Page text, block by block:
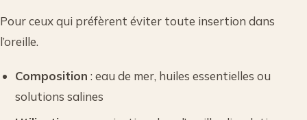
Pour ceux qui préfèrent éviter toute insertion dans
l’oreille.
Composition : eau de mer, huiles essentielles ou
solutions salines